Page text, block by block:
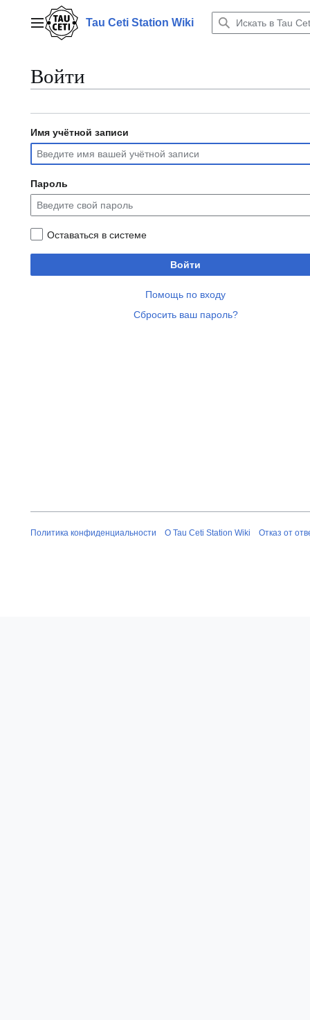
содержаниюГлавное менюTau Ceti Station Wiki
Войти
Имя учётной записи
Пароль
Оставаться в системе
Войти
Помощь по входу
Сбросить ваш пароль?
Политика конфиденциальности О Tau Ceti Station Wiki Отказ от